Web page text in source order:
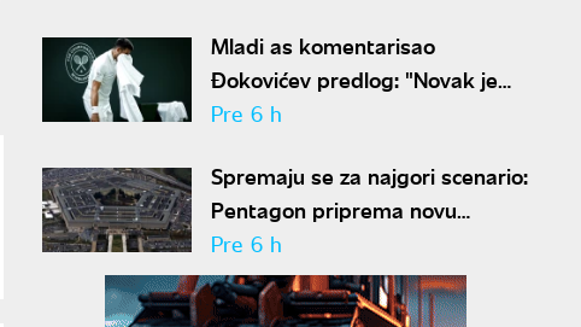
Mladi as komentarisao
Đokovićev predlog: "Novak je
sve stariji, zato nam predlaže
Pre 6 h
Spremaju se za najgori scenario:
Pentagon priprema novu
nuklearnu strategiju za
eventualni sukob sa Rusijom i
Kinom
Pre 6 h